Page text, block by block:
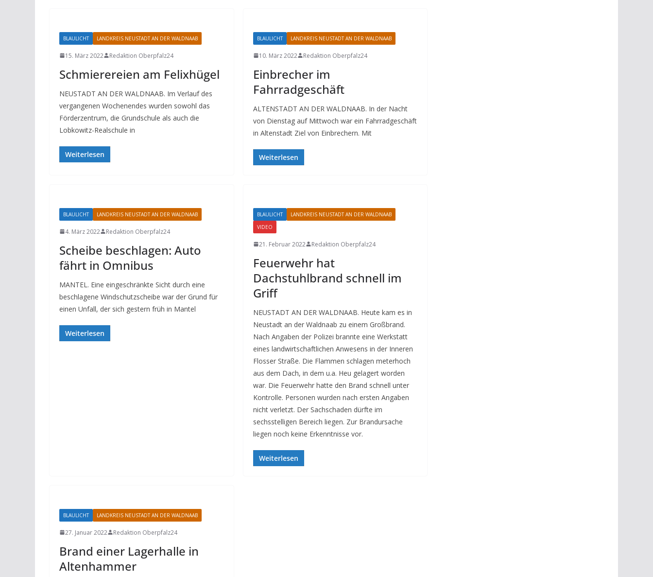
BLAULICHT LANDKREIS NEUSTADT AN DER WALDNAAB
15. März 2022 Redaktion Oberpfalz24
Schmierereien am Felixhügel
NEUSTADT AN DER WALDNAAB. Im Verlauf des
vergangenen Wochenendes wurden sowohl das
Förderzentrum, die Grundschule als auch die
Lobkowitz-Realschule in
Weiterlesen
BLAULICHT LANDKREIS NEUSTADT AN DER WALDNAAB
10. März 2022 Redaktion Oberpfalz24
Einbrecher im
Fahrradgeschäft
ALTENSTADT AN DER WALDNAAB. In der Nacht
von Dienstag auf Mittwoch war ein Fahrradgeschäft
in Altenstadt Ziel von Einbrechern. Mit
Weiterlesen
BLAULICHT LANDKREIS NEUSTADT AN DER WALDNAAB
4. März 2022 Redaktion Oberpfalz24
Scheibe beschlagen: Auto
fährt in Omnibus
MANTEL. Eine eingeschränkte Sicht durch eine
beschlagene Windschutzscheibe war der Grund für
einen Unfall, der sich gestern früh in Mantel
Weiterlesen
BLAULICHT
LANDKREIS NEUSTADT AN DER WALDNAAB
VIDEO
21. Februar 2022 Redaktion Oberpfalz24
Feuerwehr hat
Dachstuhlbrand schnell im
Griff
NEUSTADT AN DER WALDNAAB. Heute kam es in
Neustadt an der Waldnaab zu einem Großbrand.
Nach Angaben der Polizei brannte eine Werkstatt
eines landwirtschaftlichen Anwesens in der Inneren
Flosser Straße. Die Flammen schlagen meterhoch
aus dem Dach, in dem u.a. Heu gelagert worden
war. Die Feuerwehr hatte den Brand schnell unter
Kontrolle. Personen wurden nach ersten Angaben
nicht verletzt. Der Sachschaden dürfte im
sechsstelligen Bereich liegen. Zur Brandursache
liegen noch keine Erkenntnisse vor.
Weiterlesen
BLAULICHT LANDKREIS NEUSTADT AN DER WALDNAAB
27. Januar 2022 Redaktion Oberpfalz24
Brand einer Lagerhalle in
Altenhammer